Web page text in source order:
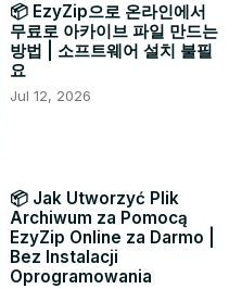
📦 EzyZip으로 온라인에서
무료로 아카이브 파일 만드는
방법 | 소프트웨어 설치 불필
요
Jul 12, 2026
📦 Jak Utworzyć Plik
Archiwum za Pomocą
EzyZip Online za Darmo |
Bez Instalacji
Oprogramowania